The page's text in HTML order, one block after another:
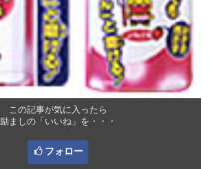
この記事が気に入ったら
励ましの「いいね」を・・・
フォロー